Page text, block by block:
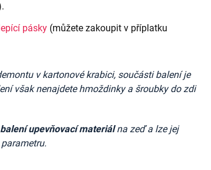
pásky (můžete zakoupit v příplatku
v kartonové krabici, součásti balení je
však nenajdetehmoždinky a šroubky do zdi
upevňovací materiálna zeď a lze jej